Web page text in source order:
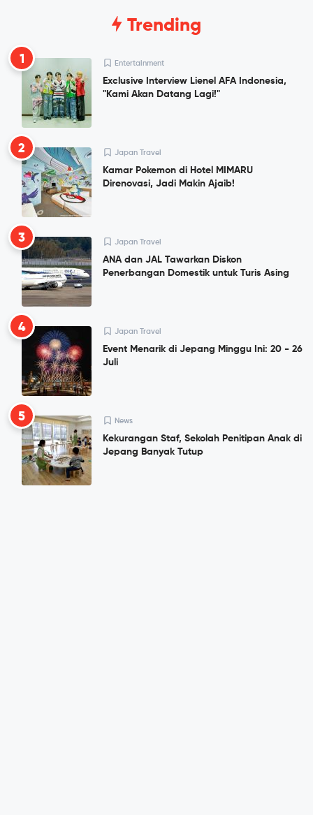
Trending
1 Entertainment
Exclusive Interview Lienel AFA Indonesia,
"Kami Akan Datang Lagi!"
2 Japan Travel
Kamar Pokemon di Hotel MIMARU
Direnovasi, Jadi Makin Ajaib!
3 Japan Travel
ANA dan JAL Tawarkan Diskon
Penerbangan Domestik untuk Turis Asing
4 Japan Travel
Event Menarik di Jepang Minggu Ini: 20 - 26
Juli
5 News
Kekurangan Staf, Sekolah Penitipan Anak di
Jepang Banyak Tutup